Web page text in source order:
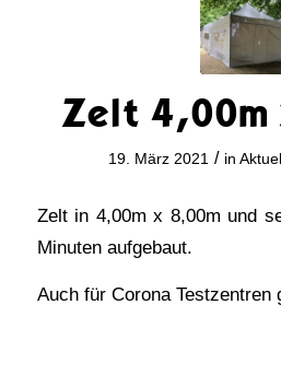
Zelt 4,00m
19. März 2021 / in
Zelt in 4,00m x 8,00m und
Minuten aufgebaut.
Auch für Corona Testzentren